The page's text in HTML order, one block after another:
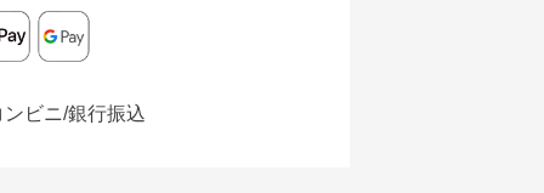
ンビニ/銀行振込